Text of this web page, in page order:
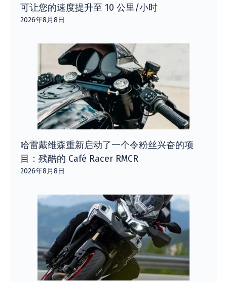
可让您的速度提升至 10 公里/小时
2026年8月8日
哈雷戴维森重新启动了一个令粉丝兴奋的项
目：残酷的 Café Racer RMCR
2026年8月8日